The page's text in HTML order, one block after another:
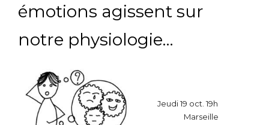
émotions agissent sur
notre physiologie…
Jeudi 19 oct. 19h
Marseille